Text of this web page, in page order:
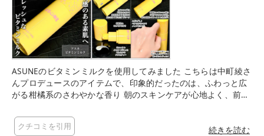
ASUNEのビタミンミルクを使用してみました こちらは中町綾さ
んプロデュースのアイテムで、印象的だったのは、ふわっと広
がる柑橘系のさわやかな香り 朝のスキンケアが心地よく、前向
にビタミン系の化粧水や美容液は使ったことがありましたが、
ミルクタイプは今回が初めてでした テクスチャーはほんのりと
クチコミを引用 続きを読む